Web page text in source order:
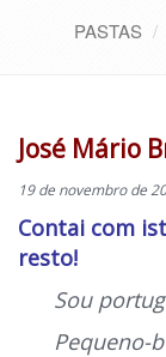
PASTAS
José Mário
19 de novembro de
Contai com
resto!
Sou
Pequeno-